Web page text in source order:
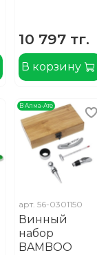
10 797 тг.
В корзину
В Алма-Ате
арт.56-0301150
Винный
набор
BAMBOO